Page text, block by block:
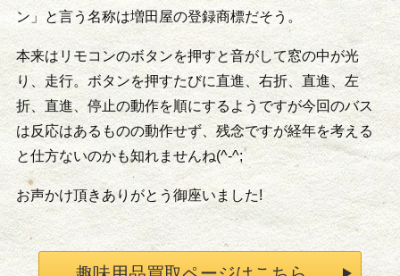
ン」と言う名称は増田屋の登録商標だそう。
本来はリモコンのボタンを押すと音がして窓の中が光
り、走行。ボタンを押すたびに直進、右折、直進、左
折、直進、停止の動作を順にするようですが今回のバス
は反応はあるものの動作せず、残念ですが経年を考える
と仕方ないのかも知れませんね(^-^;
お声かけ頂きありがとう御座いました!